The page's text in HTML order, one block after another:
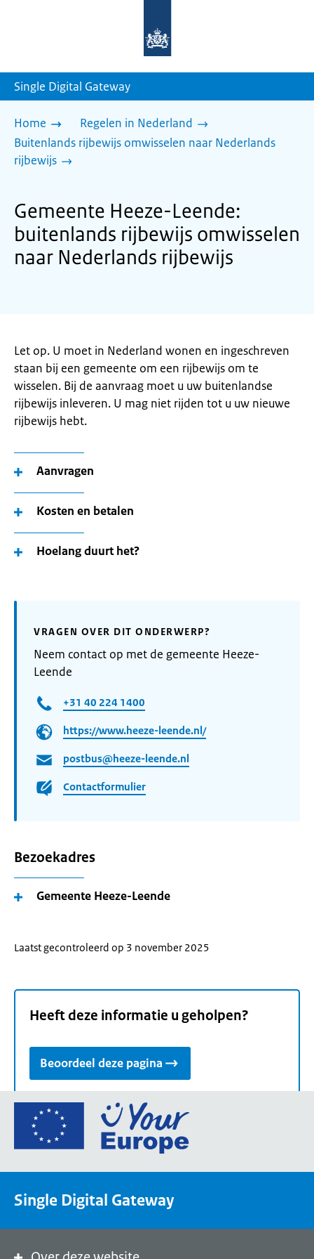
homepage
Single Digital Gateway
Home
Regelen in Nederland
Buitenlands rijbewijs omwisselen naar Nederlands
rijbewijs
Gemeente Heeze-Leende:
buitenlands rijbewijs omwisselen
naar Nederlands rijbewijs
Let op. U moet in Nederland wonen en ingeschreven
staan bij een gemeente om een rijbewijs om te
wisselen. Bij de aanvraag moet u uw buitenlandse
rijbewijs inleveren. U mag niet rijden tot u uw nieuwe
rijbewijs hebt.
Aanvragen
Kosten en betalen
Hoelang duurt het?
VRAGEN OVER DIT ONDERWERP?
Neem contact op met de gemeente Heeze-
Leende
+31 40 224 1400
https://www.heeze-leende.nl/
postbus@heeze-leende.nl
Contactformulier
Bezoekadres
Gemeente Heeze-Leende
Laatst gecontroleerd op 3 november 2025
Heeft deze informatie u geholpen?
Beoordeel deze pagina
Ga
de
een
Single Digital Gateway